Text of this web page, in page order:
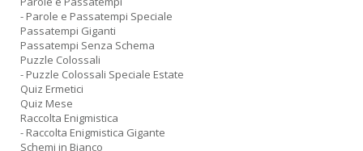
- Parole e Passatempi Speciale
Passatempi Giganti
Passatempi Senza Schema
Puzzle Colossali
- Puzzle Colossali Speciale Estate
Quiz Ermetici
Quiz Mese
Raccolta Enigmistica
- Raccolta Enigmistica Gigante
Schemi in Bianco